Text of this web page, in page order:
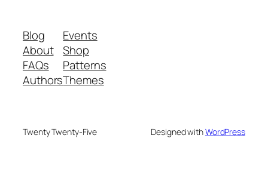
Blog
About
FAQs
Authors
Events
Shop
Patterns
Themes
Twenty Twenty-Five Designed withWordPress